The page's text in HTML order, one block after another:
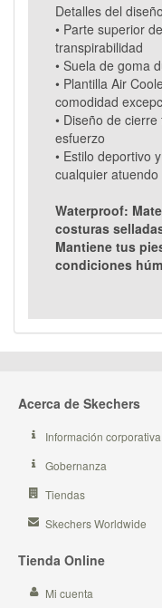
Detalles del diseño
• Parte superior
transpirabilidad
• Suela de goma
• Plantilla Air
comodidad
• Diseño de
esfuerzo
• Estilo deportivo
cualquier atuendo
Waterproof:
costuras
Mantiene tus
condiciones
Acerca de Skechers
Información corporativa
Gobernanza
Tiendas
Skechers Worldwide
Tienda Online
Mi cuenta